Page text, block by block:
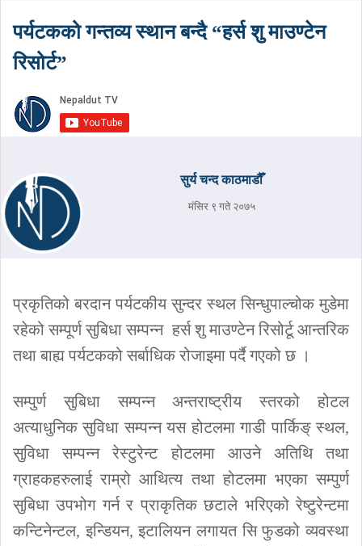
पर्यटकको गन्तव्य स्थान बन्दै “हर्स शु माउण्टेन
रिसोर्ट”
सुर्य चन्द काठमाडौँ
मंसिर ९ गते २०७५
प्रकृतिको बरदान पर्यटकीय सुन्दर स्थल सिन्धुपाल्चोक मुडेमा
रहेको सम्पूर्ण सुबिधा सम्पन्न हर्स शु माउण्टेन रिसोर्टू आन्तरिक
तथा बाह्य पर्यटकको सर्बाधिक रोजाइमा पर्दै गएको छ ।
सम्पुर्ण सुबिधा सम्पन्न अन्तराष्ट्रीय स्तरको होटल
अत्याधुनिक सुविधा सम्पन्न यस होटलमा गाडी पार्किङ् स्थल,
सुविधा सम्पन्न रेस्टुरेन्ट होटलमा आउने अतिथि तथा
ग्राहकहरुलाई राम्रो आथित्य तथा होटलमा भएका सम्पुर्ण
सुबिधा उपभोग गर्न र प्राकृतिक छटाले भरिएको रेष्टुरेन्टमा
कन्टिनेन्टल, इन्डियन, इटालियन लगायत सि फुडको व्यवस्था